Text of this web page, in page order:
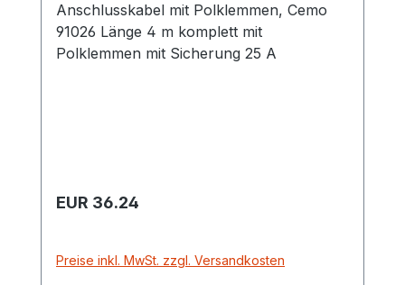
Anschlusskabel mit Polklemmen, Cemo
91026 Länge 4 m komplett mit
Polklemmen mit Sicherung 25 A
Regulärer Preis:
EUR 36.24
Preise inkl. MwSt. zzgl. Versandkosten